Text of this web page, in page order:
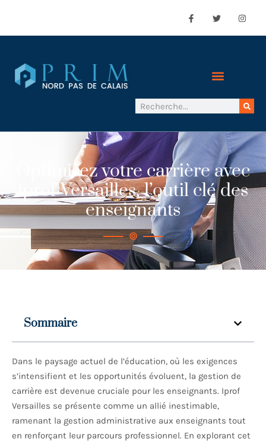
Optimisez votre carrière avec
iprof Versailles, l’outil clé des
enseignants
Sommaire
Dans le paysage actuel de l’éducation, où les exigences
s’intensifient et les opportunités évoluent, la gestion de
carrière est devenue cruciale pour les enseignants. Iprof
Versailles se présente comme un allié inestimable,
ramenant la gestion administrative aux enseignants tout
en renforçant leur parcours professionnel. En explorant cet